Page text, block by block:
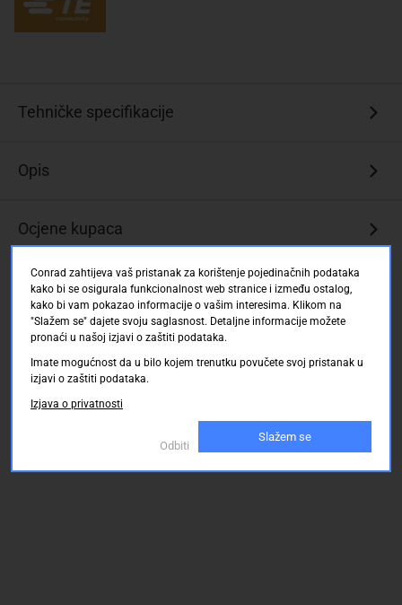
Tehničke specifikacije
Opis
Ocjene kupaca
Conrad zahtijeva vaš pristanak za korištenje pojedinačnih podataka
kako bi se osigurala funkcionalnost web stranice i između ostalog,
kako bi vam pokazao informacije o vašim interesima. Klikom na
"Slažem se" dajete svoju saglasnost. Detaljne informacije možete
pronaći u našoj izjavi o zaštiti podataka.
Imate mogućnost da u bilo kojem trenutku povučete svoj pristanak u
izjavi o zaštiti podataka.
Izjava o privatnosti
Odbiti
Slažem se